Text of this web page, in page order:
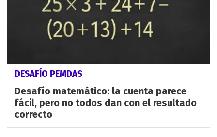
DESAFÍO PEMDAS
Desafío matemático: la cuenta parece
fácil, pero no todos dan con el resultado
correcto